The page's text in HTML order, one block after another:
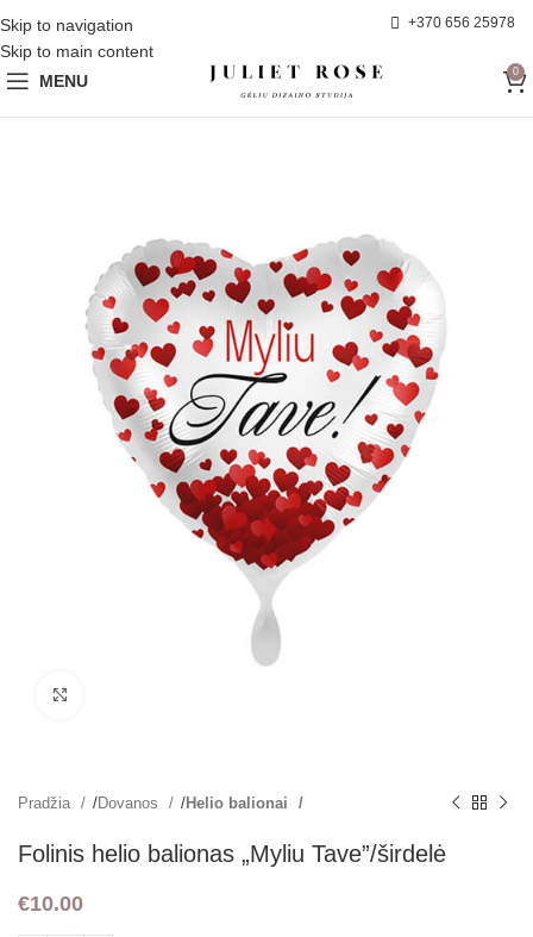
Skip to navigation
Skip to main content
+370 656 25978
MENU 0
Pradžia Dovanos Helio balionai
Folinis helio balionas „Myliu Tave”/širdelė
€10.00